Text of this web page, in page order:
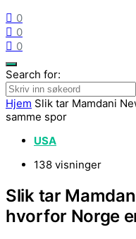
0
0
0
Search for:
Hjem Slik tar Mamdani
samme spor
USA
138 visninger
Slik tar
hvorfor Norge